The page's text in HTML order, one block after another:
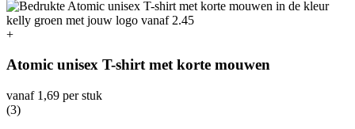
+
Atomic unisex T-shirt met korte mouwen
vanaf 1,69 per stuk
(3)